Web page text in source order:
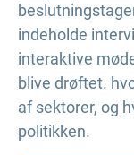
indeholde
interaktive
blive drøftet.
af sektorer, og
politikken.